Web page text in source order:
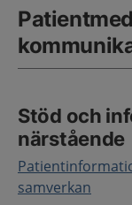
Stöd och
närstående
samverkan